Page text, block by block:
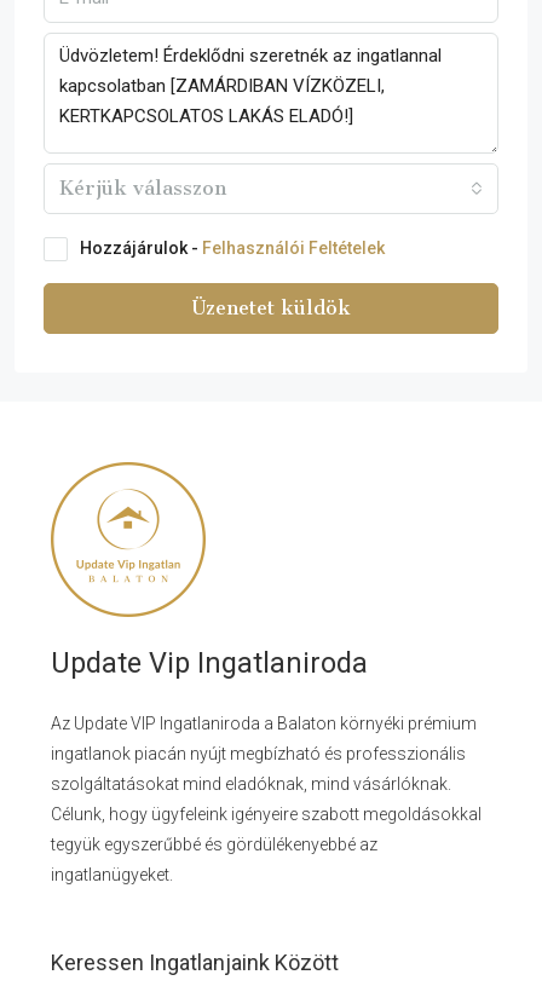
Kérjük válasszon
Hozzájárulok - Felhasználói Feltételek
Üzenetet küldök
Update Vip Ingatlaniroda
Az Update VIP Ingatlaniroda a Balaton környéki prémium
ingatlanok piacán nyújt megbízható és professzionális
szolgáltatásokat mind eladóknak, mind vásárlóknak.
Célunk, hogy ügyfeleink igényeire szabott megoldásokkal
tegyük egyszerűbbé és gördülékenyebbé az
ingatlanügyeket.
Keressen Ingatlanjaink Között